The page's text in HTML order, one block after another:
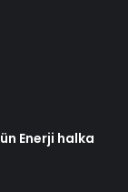
Enerji halka